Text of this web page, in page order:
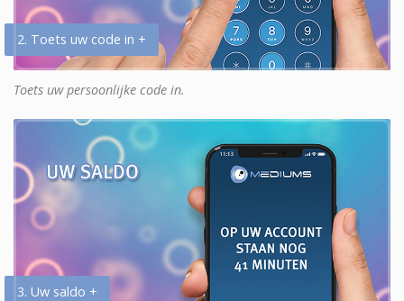
2. Toets uw code in +
Toets uw persoonlijke code in.
3. Uw saldo +